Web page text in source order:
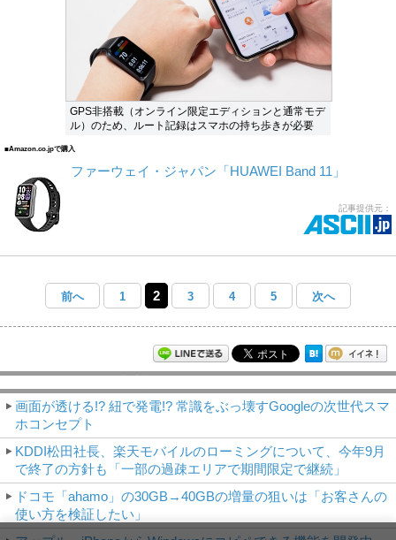
GPS非搭載（オンライン限定エディションと通常モデ
ル）のため、ルート記録はスマホの持ち歩きが必要
■Amazon.co.jpで購入
ファーウェイ・ジャパン「HUAWEI Band 11」
記事提供元：
前へ 1 2 3 4 5 次へ
画面が透ける!? 紐で発電!? 常識をぶっ壊すGoogleの次世代スマ
ホコンセプト
KDDI松田社長、楽天モバイルのローミングについて、今年9月
で終了の方針も「一部の過疎エリアで期間限定で継続」
ドコモ「ahamo」の30GB→40GBの増量の狙いは「お客さんの
使い方を検証したい」